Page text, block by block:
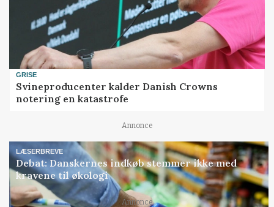
GRISE
Svineproducenter kalder Danish Crowns
notering en katastrofe
Annonce
LÆSERBREVE
Debat: Danskernes indkøb stemmer ikke med
kravene til økologi
Annonce